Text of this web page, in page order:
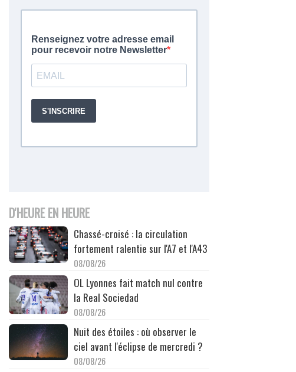
D'HEURE EN HEURE
Chassé-croisé : la circulation
fortement ralentie sur l'A7 et l'A43
08/08/26
OL Lyonnes fait match nul contre
la Real Sociedad
08/08/26
Nuit des étoiles : où observer le
ciel avant l'éclipse de mercredi ?
08/08/26